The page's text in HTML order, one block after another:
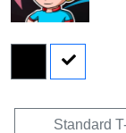
Standard